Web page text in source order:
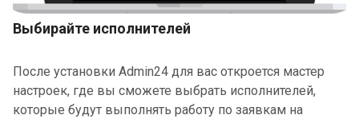
Выбирайте исполнителей
После установки Admin24 для вас откроется мастер
настроек, где вы сможете выбрать исполнителей,
которые будут выполнять работу по заявкам на